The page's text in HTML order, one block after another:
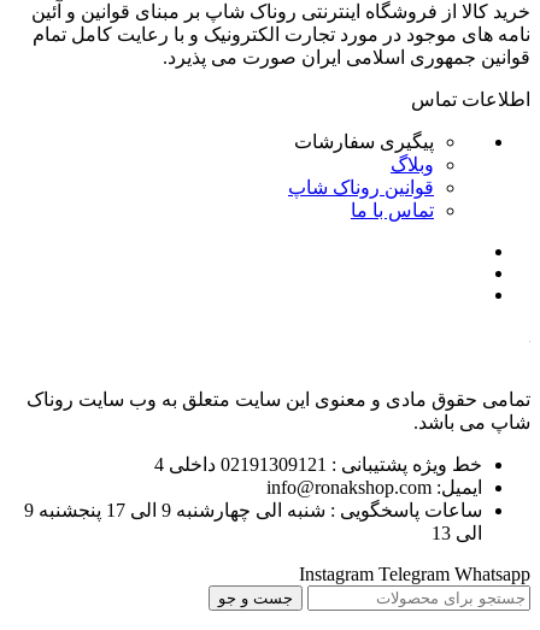
خرید کالا از فروشگاه اینترنتی روناک شاپ بر مبنای قوانین و آئین
نامه های موجود در مورد تجارت الکترونیک و با رعایت کامل تمام
قوانین جمهوری اسلامی ایران صورت می پذیرد.
اطلاعات تماس
پیگیری سفارشات
وبلاگ
قوانین روناک شاپ
تماس با ما
تمامی حقوق مادی و معنوی این سایت متعلق به وب سایت روناک
شاپ می باشد.
خط ویژه پشتیبانی : 02191309121 داخلی 4
ایمیل: info@ronakshop.com
ساعات پاسخگویی : شنبه الی چهارشنبه 9 الی 17 پنجشنبه 9
الی 13
Instagram Telegram Whatsapp
جست و جو